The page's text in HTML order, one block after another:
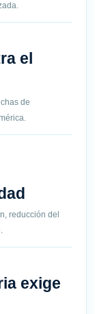
el
de
reducción del
exige